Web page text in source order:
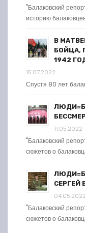
"Балаковский
историю
В
БОЙЦА,
1942
15.07.2022
Спустя 80 лет
11.05.2022
"Балаковский
сюжетов о
СЕРГЕЙ
04.05.2022
"Балаковский
сюжетов о